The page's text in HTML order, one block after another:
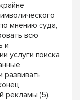
мнению суда,
всю
и
услуги поиска
развивать
рекламы (5).